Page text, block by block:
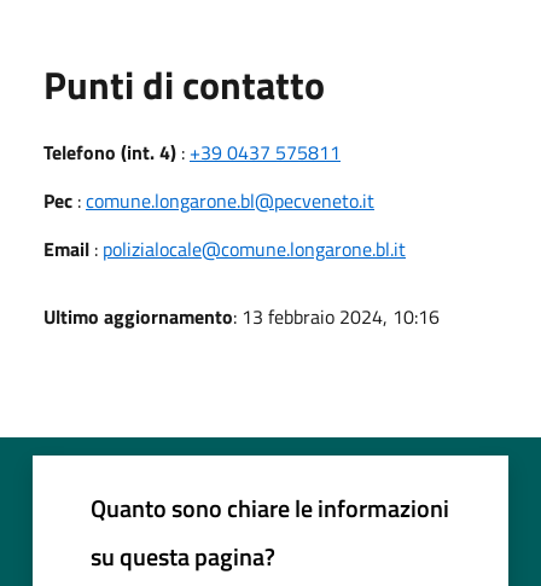
Punti di contatto
Telefono (int. 4) : +39 0437 575811
Pec :comune.longarone.bl@pecveneto.it
Email : polizialocale@comune.longarone.bl.it
Ultimo aggiornamento: 13 febbraio 2024, 10:16
Quanto sono chiare le informazioni
su questa pagina?